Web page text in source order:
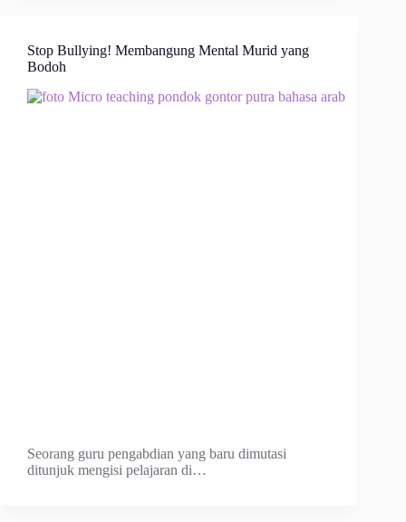
Stop Bullying! Membangung Mental Murid yang
Bodoh
Seorang guru pengabdian yang baru dimutasi
ditunjuk mengisi pelajaran di…